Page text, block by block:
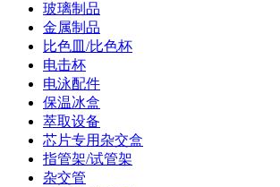
玻璃制品
金属制品
比色皿/比色杯
电击杯
电泳配件
保温冰盒
萃取设备
芯片专用杂交盒
指管架/试管架
杂交管